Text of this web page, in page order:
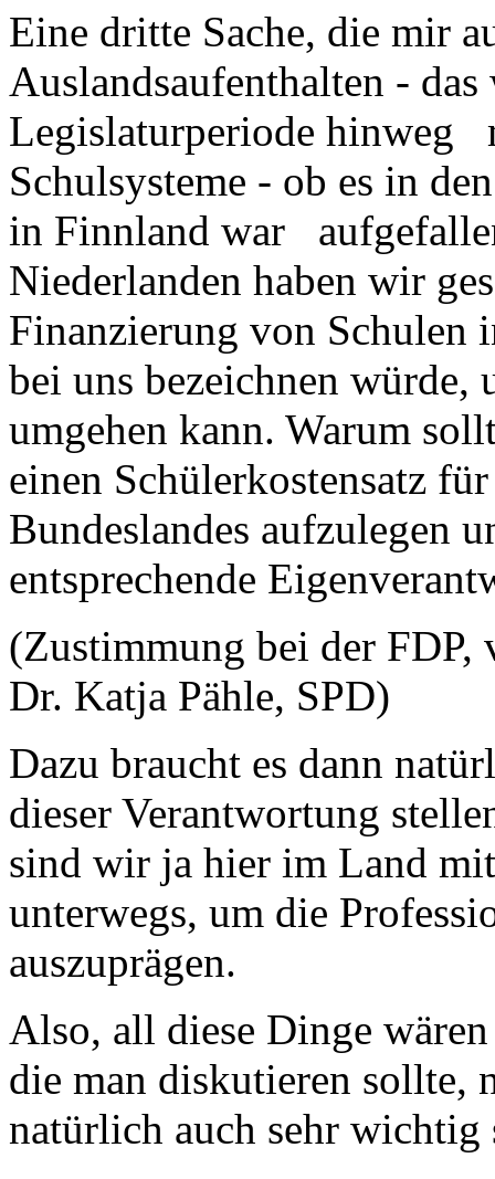
Eine dritte Sache, die mir
Auslandsaufenthalten -
Legislaturperiode hinweg
Schulsysteme - ob es in
in Finnland war
Niederlanden haben wir
Finanzierung von Schulen
bei uns bezeichnen
umgehen kann. Warum
einen Schülerkostensatz
Bundeslandes aufzulegen
entsprechende
(Zustimmung bei der
Dr. Katja Pähle, SPD)
Dazu braucht es dann
dieser Verantwortung
sind wir ja hier im Land
unterwegs, um die
auszuprägen.
Also, all diese Dinge
die man diskutieren sollte,
natürlich auch sehr